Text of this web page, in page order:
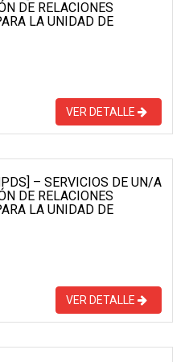
DE RELACIONES
LA UNIDAD DE
VER DETALLE
– SERVICIOS DE UN/A
DE RELACIONES
LA UNIDAD DE
VER DETALLE